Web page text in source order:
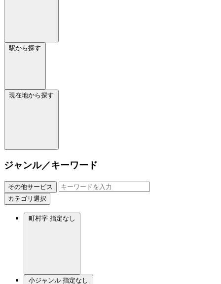
駅から探す
現在地から探す
ジャンル／キーワード
その他サービス
カテゴリ選択
町村字 指定なし
小ジャンル 指定なし